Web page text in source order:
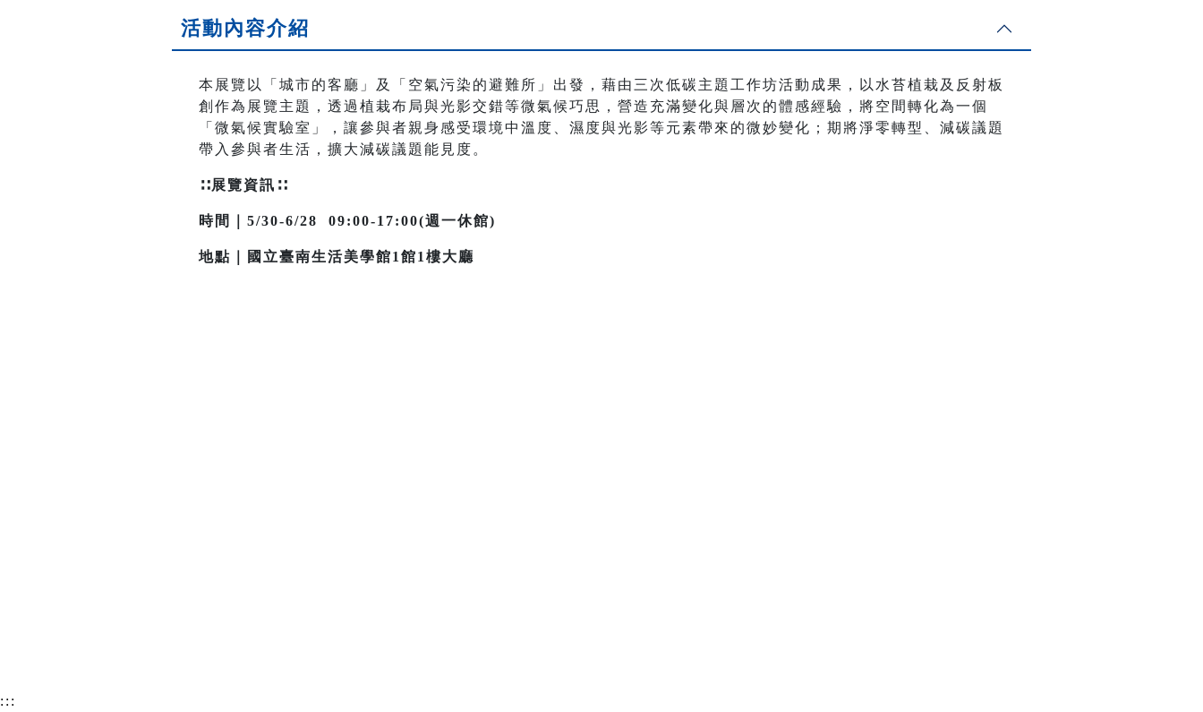
活動內容介紹
本展覽以「城市的客廳」及「空氣污染的避難所」出發，藉由三次低碳主題工作坊活動成果，以水苔植栽及反射板
創作為展覽主題，透過植栽布局與光影交錯等微氣候巧思，營造充滿變化與層次的體感經驗，將空間轉化為一個
「微氣候實驗室」，讓參與者親身感受環境中溫度、濕度與光影等元素帶來的微妙變化；期將淨零轉型、減碳議題
帶入參與者生活，擴大減碳議題能見度。
∷展覽資訊∷
時間｜5/30-6/28 09:00-17:00(週一休館)
地點｜國立臺南生活美學館1館1樓大廳
:::